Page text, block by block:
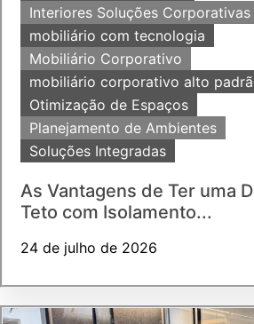
Interiores Soluções Corporativas
mobiliário com tecnologia
Mobiliário Corporativo
mobiliário corporativo alto
Otimização de Espaços
Planejamento de Ambientes
Soluções Integradas
As Vantagens de Ter uma
Teto com Isolamento...
24 de julho de 2026